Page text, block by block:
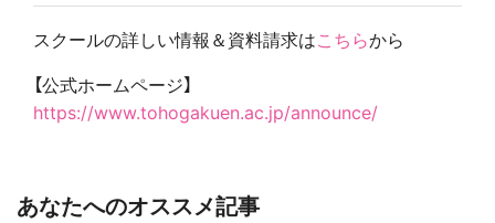
スクールの詳しい情報＆資料請求はこちらから
【公式ホームページ】
https://www.tohogakuen.ac.jp/announce/
あなたへのオススメ記事